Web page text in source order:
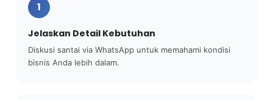
1
Jelaskan Detail Kebutuhan
Diskusi santai via WhatsApp untuk memahami kondisi
bisnis Anda lebih dalam.